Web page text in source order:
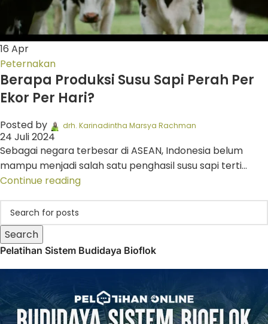
16 Apr
Peternakan
Berapa Produksi Susu Sapi Perah Per
Ekor Per Hari?
Posted by drh. Karinadintha Marsya Rachman
24 Juli 2024
Sebagai negara terbesar di ASEAN, Indonesia belum
mampu menjadi salah satu penghasil susu sapi terti...
Continue reading
Search
Pelatihan Sistem Budidaya Bioflok